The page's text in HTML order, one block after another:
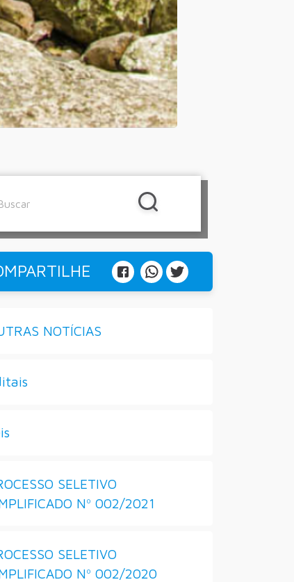
NOTÍCIAS
SELETIVO
Nº 002/2021
SELETIVO
Nº 002/2020